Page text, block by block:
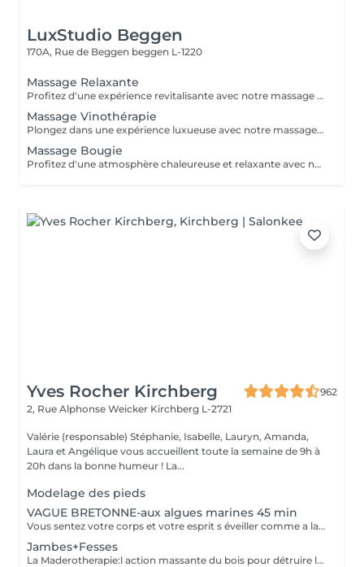
LuxStudio Beggen
170A, Rue de Beggen beggen L-1220
Massage Relaxante
Profitez d'une expérience revitalisante avec notre massage relaxant de 40, 60 ou 90 minutes. Nos esthéticiennes utiliseront des techniques douces pour soulager les tensions musculaires, procurant une sensation de tranquillité. Le temps de préparation et d'installation de la cliente est inclus dans la période choisie, garantissant que chaque minute soit consacrée à votre bien-être. Profitez de ce moment pour rajeunir corps et esprit.
Massage Vinothérapie
Plongez dans une expérience luxueuse avec notre massage Vinothérapie de 40, 60 ou 90 minutes. Nos Esthetcienne experts utiliseront des techniques spécifiques, combinant les bienfaits du raisin pour apaiser vos muscles et offrir une sensation de détente profonde. Le temps de préparation et d'installation de la cliente est inclus dans la durée sélectionnée, garantissant une expérience dédiée à votre bien-être. Laissez-vous emporter par ce moment de délice, revitalisant à la fois votre corps et votre esprit.
Massage Bougie
Profitez d'une atmosphère chaleureuse et relaxante avec notre massage aux bougies de 40, 60 ou 90 minutes. Nos esthéticiennes spécialisées intègrent des bougies parfumées pour créer une ambiance paisible tout en appliquant des techniques douces visant à soulager les tensions musculaires. Le temps de préparation et d'installation de la cliente est inclus dans la période choisie, garantissant que chaque minute soit dédiée à votre bien-être. Offrez-vous une expérience de rajeunissement du corps et de l'esprit dans ce cadre serein.
Yves Rocher Kirchberg
962
2, Rue Alphonse Weicker Kirchberg L-2721
Valérie (responsable) Stéphanie, Isabelle, Lauryn, Amanda,
Laura et Angélique vous accueillent toute la semaine de 9h à
20h dans la bonne humeur ! La...
Modelage des pieds
VAGUE BRETONNE-aux algues marines 45 min
Vous sentez votre corps et votre esprit s éveiller comme a la suite d un bain dans l OCEAN. Vous vous tonicité et leur confort. sentez légère et revitalisée. Vos jambes retrouvent leur tonicité et leur confort
Jambes+Fesses
La Maderotherapie:l action massante du bois pour détruire la cellulite. *Active la circulation sanguine et lymphatique *Réduit les tensions musculaires. *Raffermie et tonifie la peau.